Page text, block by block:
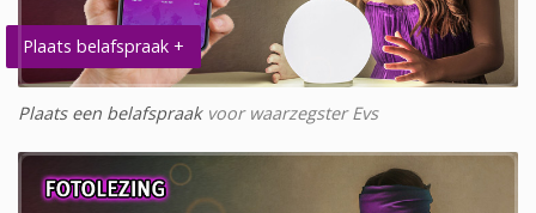
Plaats belafspraak +
Plaats een belafspraakvoor waarzegster Evs